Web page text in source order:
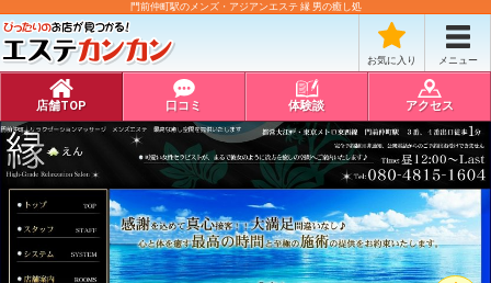
門前仲町駅のメンズ・アジアンエステ 縁 男の癒し処
お気に入り メニュー
店舗TOP 口コミ 体験談 アクセス